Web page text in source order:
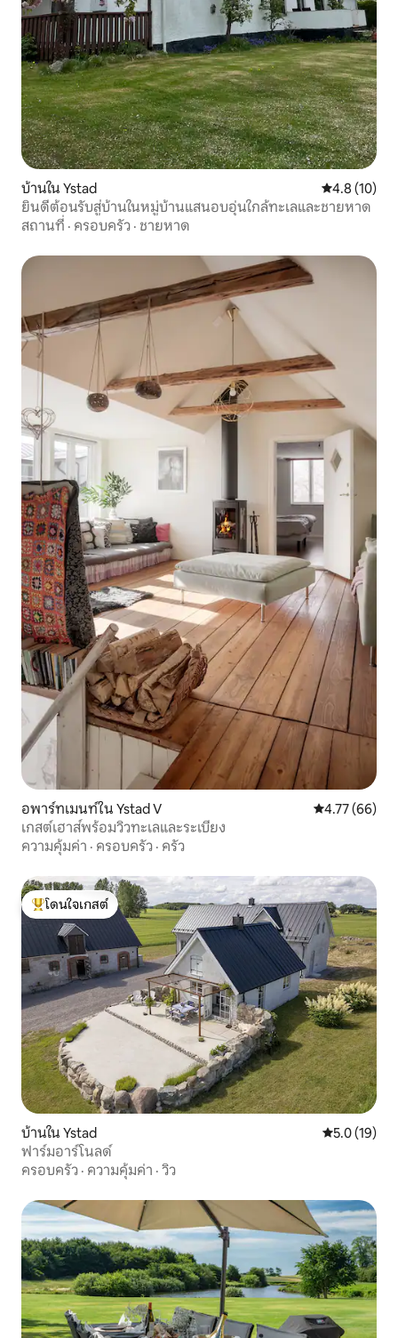
บ้านใน Ystad คะแนนเฉลี่ย
4.8 (10)
ยินดีต้อนรับสู่บ้านในหมู่บ้านแสนอบอุ่นใกล้ทะเลและชายหาด
สถานที่ · ครอบครัว · ชายหาด
อพาร์ทเมนท์ใน Ystad V คะแนนเฉลี่ย
4.77 (66)
เกสต์เฮาส์พร้อมวิวทะเลและระเบียง
ความคุ้มค่า · ครอบครัว · ครัว
โดนใจเกสต์ที่สุด
โดนใจเกสต์
บ้านใน Ystad คะแนนเฉลี่ย
5.0 (19)
ฟาร์มอาร์โนลด์
ครอบครัว · ความคุ้มค่า · วิว